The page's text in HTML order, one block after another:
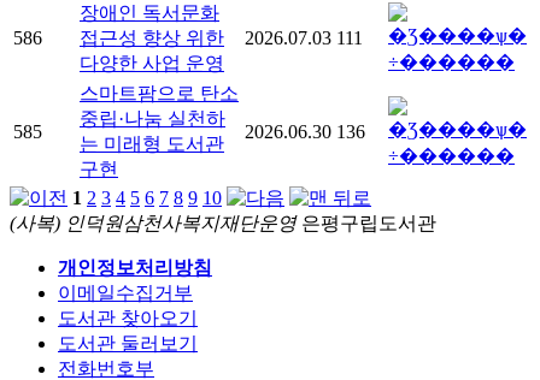
586
장애인 독서문화
접근성 향상 위한
다양한 사업 운영
2026.07.03 111
585
스마트팜으로 탄소
중립·나눔 실천하
는 미래형 도서관
구현
2026.06.30 136
1 2 3 4 5 6 7 8 9 10
(사복) 인덕원삼천사복지재단운영은평구립도서관
개인정보처리방침
이메일수집거부
도서관 찾아오기
도서관 둘러보기
전화번호부